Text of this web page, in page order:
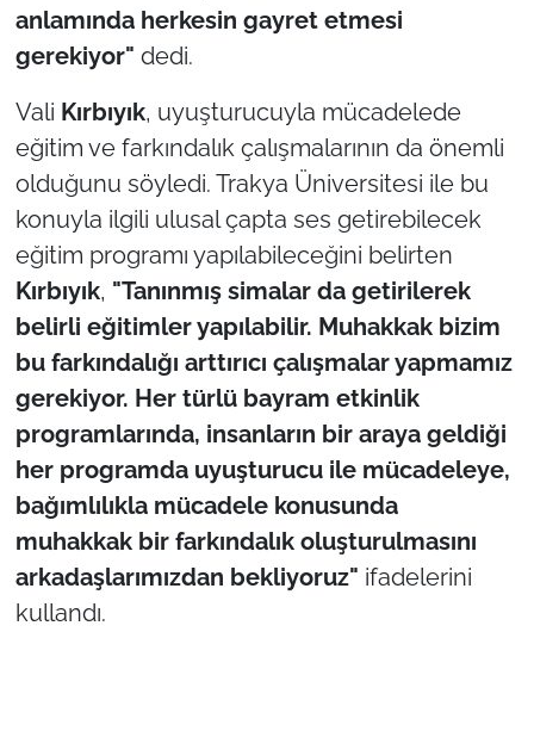
anlamında herkesin gayret etmesi
gerekiyor" dedi.
Vali Kırbıyık, uyuşturucuyla mücadelede
eğitim ve farkındalık çalışmalarının da önemli
olduğunu söyledi. Trakya Üniversitesi ile bu
konuyla ilgili ulusal çapta ses getirebilecek
eğitim programı yapılabileceğini belirten
Kırbıyık, "Tanınmış simalar da getirilerek
belirli eğitimler yapılabilir. Muhakkak bizim
bu farkındalığı arttırıcı çalışmalar yapmamız
gerekiyor. Her türlü bayram etkinlik
programlarında, insanların bir araya geldiği
her programda uyuşturucu ile mücadeleye,
bağımlılıkla mücadele konusunda
muhakkak bir farkındalık oluşturulmasını
arkadaşlarımızdan bekliyoruz" ifadelerini
kullandı.
Gündem-Eğitim